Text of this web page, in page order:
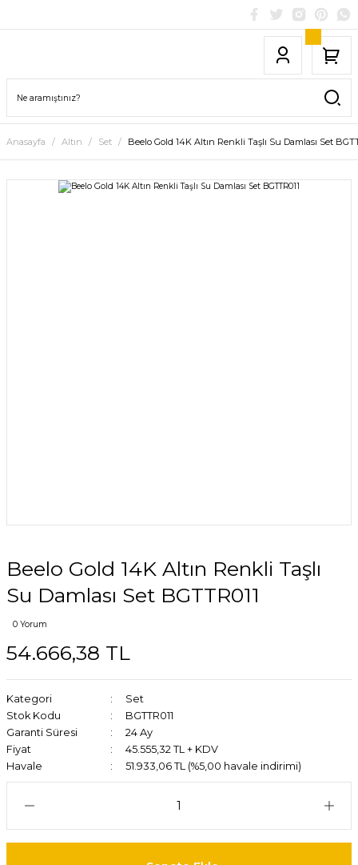
Anasayfa Altın Set Beelo Gold 14K Altın Renkli Taşlı Su Damlası Set
Beelo Gold 14K Altın Renkli Taşlı
Su Damlası Set BGTTR011
0 Yorum
54.666,38 TL
Kategori
Set
Stok Kodu
BGTTR011
Garanti Süresi
24 Ay
Fiyat
45.555,32 TL + KDV
Havale
51.933,06 TL (%5,00 havale indirimi)